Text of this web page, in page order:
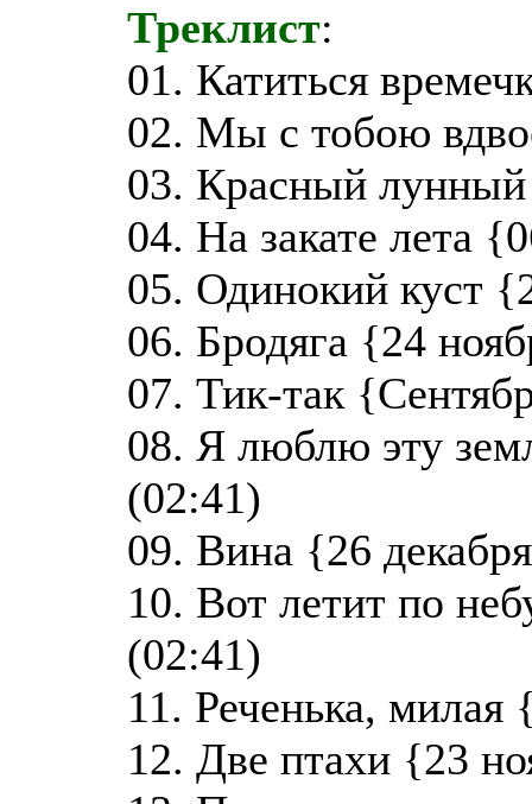
Треклист:
01. Катиться
02. Мы с тобою
03. Красный
04. На закате лета
05. Одинокий куст
06. Бродяга {24
07. Тик-так
08. Я люблю эту
(02:41)
09. Вина {26
10. Вот летит по
(02:41)
11. Реченька,
12. Две птахи {23